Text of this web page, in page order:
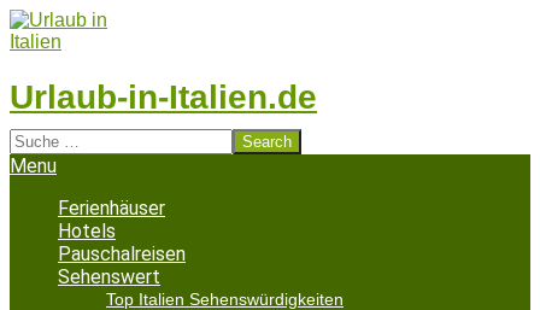
Skip
to
Urlaub-in-Italien.de
Search
Secondary
Menu
Ferienhäuser
Hotels
Pauschalreisen
Sehenswert
Top Italien Sehenswürdigkeiten